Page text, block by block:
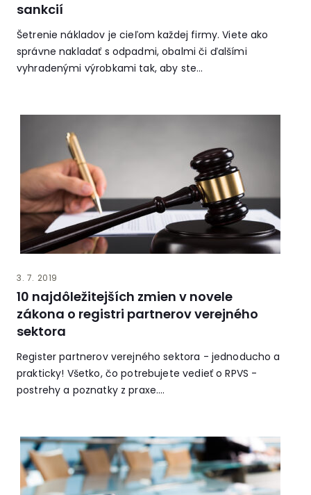
sankcií
Šetrenie nákladov je cieľom každej firmy. Viete ako
správne nakladať s odpadmi, obalmi či ďalšími
vyhradenými výrobkami tak, aby ste...
3. 7. 2019
10 najdôležitejších zmien v novele
zákona o registri partnerov verejného
sektora
Register partnerov verejného sektora - jednoducho a
prakticky! Všetko, čo potrebujete vedieť o RPVS -
postrehy a poznatky z praxe....